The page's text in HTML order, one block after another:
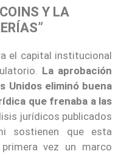
Y LA
el capital institucional
La aprobación
Unidos eliminó buena
que frenaba a las
jurídicos publicados
sostienen que esta
vez un marco